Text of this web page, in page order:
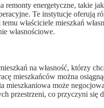
remonty energetyczne, takie
Te instytucje oferują
właściciele mieszkań
własnościowe.
na własność, którzy
mieszkańców można
mieszkaniowa może
przestrzeni, co przyczyni się